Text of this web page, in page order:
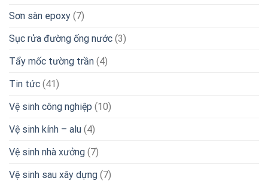
Sơn sàn epoxy (7)
Sục rửa đường ống nước (3)
Tẩy mốc tường trần (4)
Tin tức (41)
Vệ sinh công nghiệp (10)
Vệ sinh kính – alu (4)
Vệ sinh nhà xưởng (7)
Vệ sinh sau xây dựng (7)